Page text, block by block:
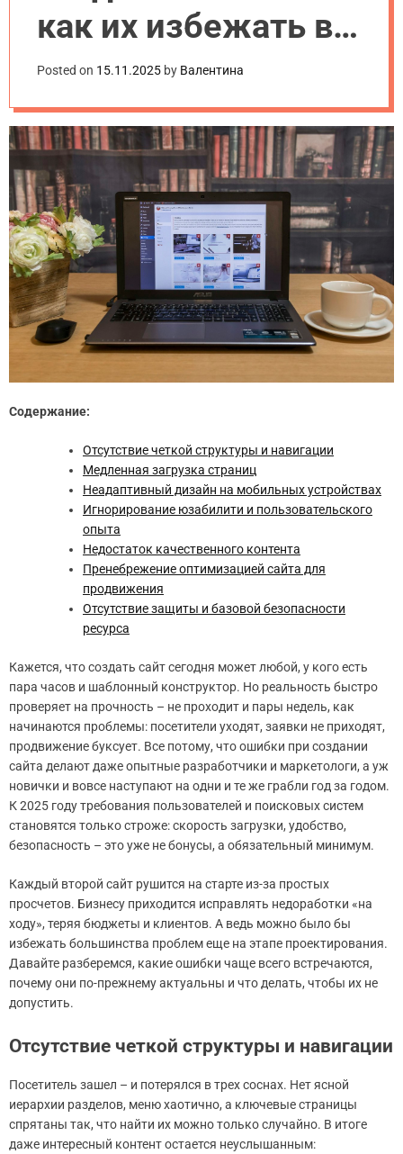
как их избежать в
2025 году
Posted on 15.11.2025 by Валентина
Содержание:
Отсутствие четкой структуры и навигации
Медленная загрузка страниц
Неадаптивный дизайн на мобильных устройствах
Игнорирование юзабилити и пользовательского
опыта
Недостаток качественного контента
Пренебрежение оптимизацией сайта для
продвижения
Отсутствие защиты и базовой безопасности
ресурса
Кажется, что создать сайт сегодня может любой, у кого есть
пара часов и шаблонный конструктор. Но реальность быстро
проверяет на прочность – не проходит и пары недель, как
начинаются проблемы: посетители уходят, заявки не приходят,
продвижение буксует. Все потому, что ошибки при создании
сайта делают даже опытные разработчики и маркетологи, а уж
новички и вовсе наступают на одни и те же грабли год за годом.
К 2025 году требования пользователей и поисковых систем
становятся только строже: скорость загрузки, удобство,
безопасность – это уже не бонусы, а обязательный минимум.
Каждый второй сайт рушится на старте из-за простых
просчетов. Бизнесу приходится исправлять недоработки «на
ходу», теряя бюджеты и клиентов. А ведь можно было бы
избежать большинства проблем еще на этапе проектирования.
Давайте разберемся, какие ошибки чаще всего встречаются,
почему они по-прежнему актуальны и что делать, чтобы их не
допустить.
Отсутствие четкой структуры и навигации
Посетитель зашел – и потерялся в трех соснах. Нет ясной
иерархии разделов, меню хаотично, а ключевые страницы
спрятаны так, что найти их можно только случайно. В итоге
даже интересный контент остается неуслышанным: